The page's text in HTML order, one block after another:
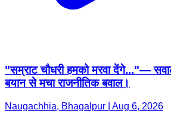
"सम्राट चौधरी हमको मरवा देंगे..."—
बयान से मचा राजनीतिक बवाल।
Naugachhia, Bhagalpur | Aug 6, 2026